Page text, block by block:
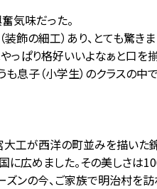
気味だった。
の細工）あり、とても驚きま
ぱり格好いいよなぁと口を
息子（小学生）のクラスの
大工が西洋の町並みを描い
広めました。その美しさは
ンの今、ご家族で明治村を